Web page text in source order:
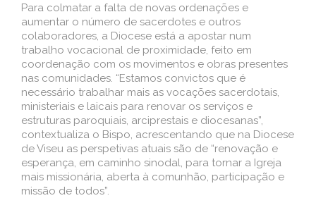
Para colmatar a falta de novas ordenações e
aumentar o número de sacerdotes e outros
colaboradores, a Diocese está a apostar num
trabalho vocacional de proximidade, feito em
coordenação com os movimentos e obras presentes
nas comunidades. “Estamos convictos que é
necessário trabalhar mais as vocações sacerdotais,
ministeriais e laicais para renovar os serviços e
estruturas paroquiais, arciprestais e diocesanas”,
contextualiza o Bispo, acrescentando que na Diocese
de Viseu as perspetivas atuais são de “renovação e
esperança, em caminho sinodal, para tornar a Igreja
mais missionária, aberta à comunhão, participação e
missão de todos”.